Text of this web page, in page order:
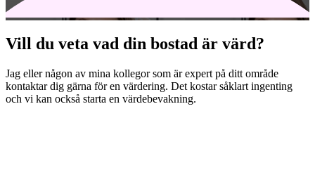
Vill du veta vad din bostad är värd?
Jag eller någon av mina kollegor som är expert på ditt område
kontaktar dig gärna för en värdering. Det kostar såklart ingenting
och vi kan också starta en värdebevakning.